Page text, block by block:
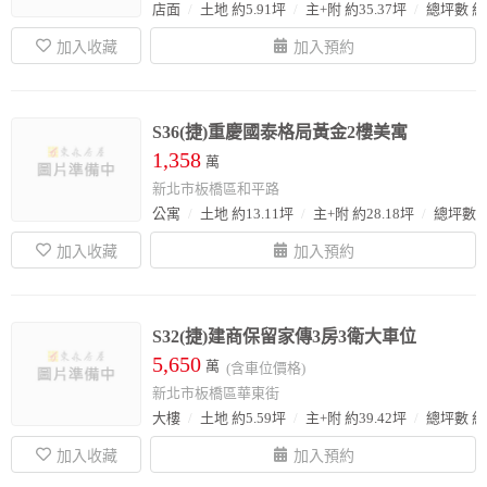
店面 土地 約5.91坪 主+附 約35.37坪 總坪數
S36(捷)重慶國泰格局黃金2樓美寓
1,358 萬
新北市板橋區和平路
公寓
土地 約13.11坪 主+附 約28.18坪 總坪數
S32(捷)建商保留家傳3房3衛大車位
5,650 萬 (含車位價格)
新北市板橋區華東街
大樓
土地 約5.59坪 主+附 約39.42坪 總坪數